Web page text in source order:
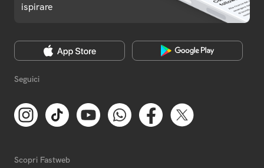
ispirare
Seguici
Scopri Fastweb